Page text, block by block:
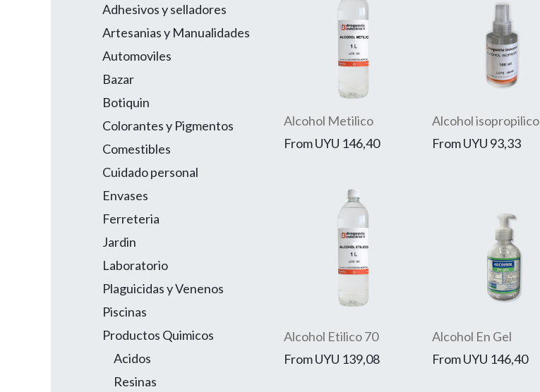
Adhesivos y selladores
Artesanias y Manualidades
Automoviles
Bazar
Botiquin
Colorantes y Pigmentos
Comestibles
Cuidado personal
Envases
Ferreteria
Jardin
Laboratorio
Plaguicidas y Venenos
Piscinas
Productos Quimicos
Acidos
Resinas
Alcohol Metilico
FromUYU 146,40
Alcohol isopropilico
FromUYU 93,33
Alcohol Etilico 70
FromUYU 139,08
Alcohol En Gel
FromUYU 146,40